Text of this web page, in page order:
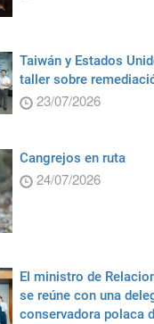
Taiwán y Estados
taller sobre
23/07/2026
Cangrejos en ruta
24/07/2026
El ministro de
se reúne con una
conservadora polaca